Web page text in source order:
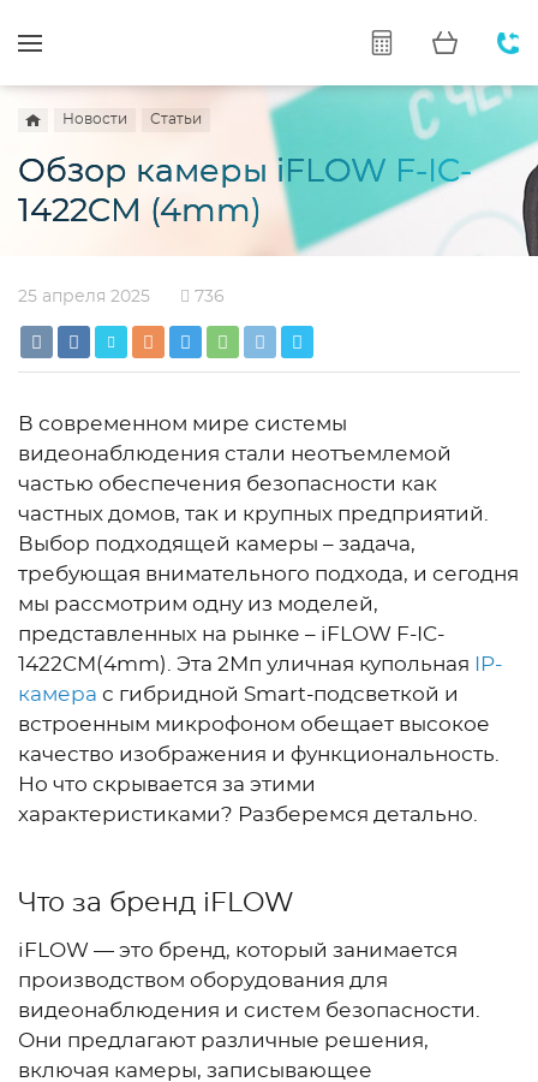
Новости Статьи
Обзор камеры iFLOW F-IC-
1422CM (4mm)
25 апреля 2025 736
В современном мире системы
видеонаблюдения стали неотъемлемой
частью обеспечения безопасности как
частных домов, так и крупных предприятий.
Выбор подходящей камеры – задача,
требующая внимательного подхода, и сегодня
мы рассмотрим одну из моделей,
представленных на рынке – iFLOW F-IC-
1422CM(4mm). Эта 2Мп уличная купольная
IP-
камера с гибридной Smart-подсветкой и
встроенным микрофоном обещает высокое
качество изображения и функциональность.
Но что скрывается за этими
характеристиками? Разберемся детально.
Что за бренд iFLOW
iFLOW — это бренд, который занимается
производством оборудования для
видеонаблюдения и систем безопасности.
Они предлагают различные решения,
включая камеры, записывающее